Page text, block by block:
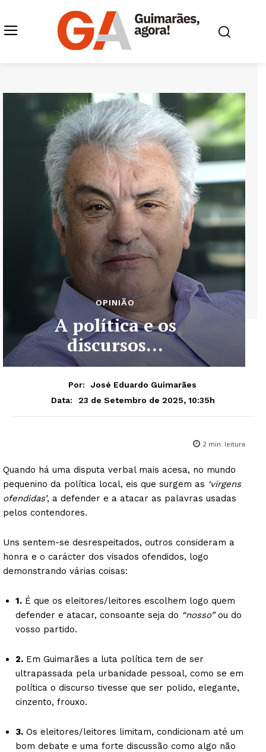
OPINIÃO
A política e os
discursos…
Por:
José Eduardo Guimarães
Data:
23 de Setembro de 2025, 10:35h
2 min. leitura
Quando há uma disputa verbal mais acesa, no mundo
pequenino da política local, eis que surgem as ‘virgens
ofendidas’, a defender e a atacar as palavras usadas
pelos contendores.
Uns sentem-se desrespeitados, outros consideram a
honra e o carácter dos visados ofendidos, logo
demonstrando várias coisas:
1. É que os eleitores/leitores escolhem logo quem
defender e atacar, consoante seja do “nosso”ou do
vosso partido.
2. Em Guimarães a luta política tem de ser
ultrapassada pela urbanidade pessoal, como se em
política o discurso tivesse que ser polido, elegante,
cinzento, frouxo.
3. Os eleitores/leitores limitam, condicionam até um
bom debate e uma forte discussão como algo não